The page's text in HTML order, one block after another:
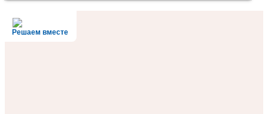
Решаем вместе